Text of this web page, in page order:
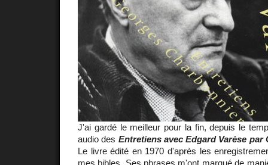
J'ai gardé le meilleur pour la fin, depuis le
audio des Entretiens avec Edgard Varèse par
Le livre édité en 1970 d'après les
mes bibles. Ses phrases m'ont marqué de